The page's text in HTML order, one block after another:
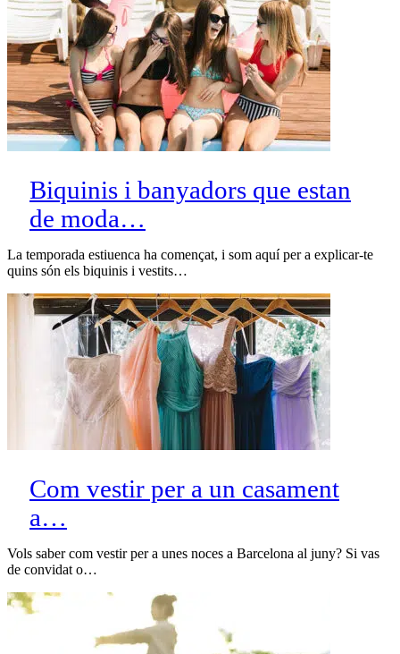
Biquinis i banyadors que estan
de moda…
La temporada estiuenca ha començat, i som aquí per a explicar-te
quins són els biquinis i vestits…
Com vestir per a un casament
a…
Vols saber com vestir per a unes noces a Barcelona al juny? Si vas
de convidat o…